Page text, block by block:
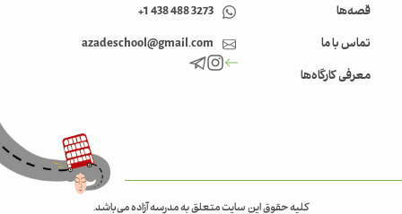
قصه‌ها
تماس با ما
معرفی کارگاه‌ها
3273 488 438 1+
azadeschool@gmail.com
کلیه حقوق این سایت متعلق به مدرسه آزاده می‌باشد.